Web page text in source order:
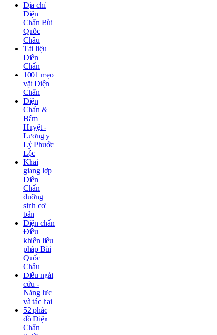
Địa chỉ
Diện
Chẩn Bùi
Quốc
Châu
Tài liệu
Diện
Chẩn
1001 mẹo
vặt Diện
Chẩn
Diện
Chẩn &
Bấm
Huyệt -
Lương y
Lý Phước
Lộc
Khai
giảng lớp
Diện
Chẩn
dưỡng
sinh cơ
bản
Diện chẩn
Điều
khiển liệu
pháp Bùi
Quốc
Châu
Điếu ngải
cứu -
Năng lực
và tác hại
52 phác
đồ Diện
Chẩn